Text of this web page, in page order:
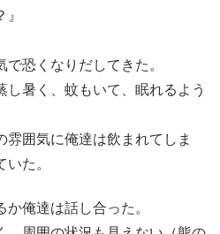
恐くなりだしてきた。
し暑く、蚊もいて、眠れるよう
雰囲気に俺達は飲まれてしま
た。
俺達は話し合った。